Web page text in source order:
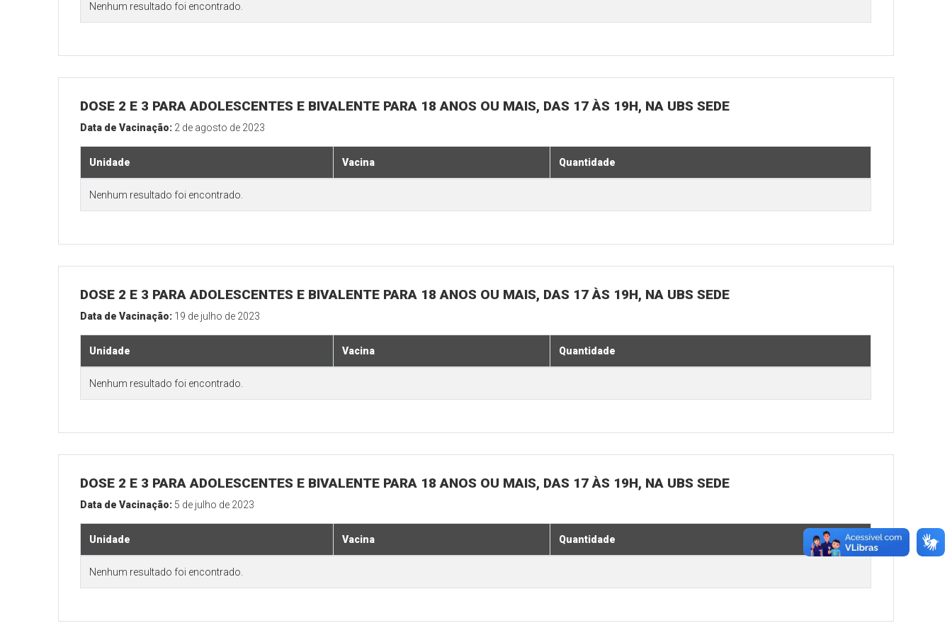
Nenhum resultado foi encontrado.
DOSE 2 E 3 PARA ADOLESCENTES E BIVALENTE PARA 18 ANOS OU MAIS, DAS 17 ÀS 19H, NA UBS SEDE
Data de Vacinação: 2 de agosto de 2023
Unidade Vacina Quantidade
Nenhum resultado foi encontrado.
DOSE 2 E 3 PARA ADOLESCENTES E BIVALENTE PARA 18 ANOS OU MAIS, DAS 17 ÀS 19H, NA UBS SEDE
Data de Vacinação: 19 de julho de 2023
Unidade Vacina Quantidade
Nenhum resultado foi encontrado.
DOSE 2 E 3 PARA ADOLESCENTES E BIVALENTE PARA 18 ANOS OU MAIS, DAS 17 ÀS 19H, NA UBS SEDE
Data de Vacinação: 5 de julho de 2023
Unidade Vacina Quantidade
Nenhum resultado foi encontrado.